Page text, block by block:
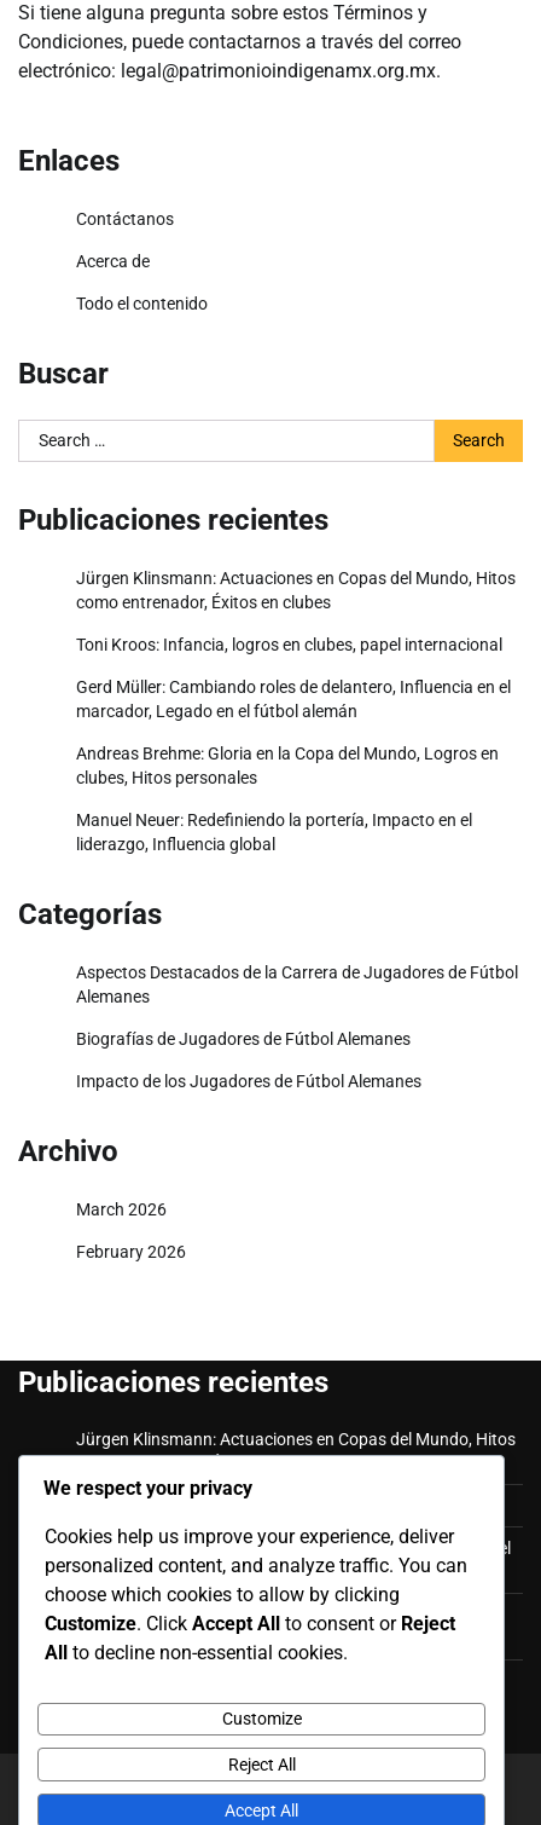
Si tiene alguna pregunta sobre estos Términos y
Condiciones, puede contactarnos a través del correo
electrónico: legal@patrimonioindigenamx.org.mx.
Enlaces
Contáctanos
Acerca de
Todo el contenido
Buscar
Search
for:
Publicaciones recientes
Jürgen Klinsmann: Actuaciones en Copas del Mundo, Hitos
como entrenador, Éxitos en clubes
Toni Kroos: Infancia, logros en clubes, papel internacional
Gerd Müller: Cambiando roles de delantero, Influencia en el
marcador, Legado en el fútbol alemán
Andreas Brehme: Gloria en la Copa del Mundo, Logros en
clubes, Hitos personales
Manuel Neuer: Redefiniendo la portería, Impacto en el
liderazgo, Influencia global
Categorías
Aspectos Destacados de la Carrera de Jugadores de Fútbol
Alemanes
Biografías de Jugadores de Fútbol Alemanes
Impacto de los Jugadores de Fútbol Alemanes
Archivo
March 2026
February 2026
Publicaciones recientes
Jürgen Klinsmann: Actuaciones en Copas del Mundo, Hitos
Gerd Müller: Cambiando roles de delantero, Influencia en el
marcador, Legado en el fútbol alemán
Andreas Brehme: Gloria en la Copa del Mundo, Logros en
clubes, Hitos personales
liderazgo, Influencia global
Copyright © 2026patrimonioindigenamx.org.mxTheme:
Adore Themes .
We respect your privacy
Cookies help us improve your experience, deliver
personalized content, and analyze traffic. You can
choose which cookies to allow by clicking
Customize. Click Accept All to consent or Reject
All to decline non-essential cookies.
Customize
Reject All
Accept All